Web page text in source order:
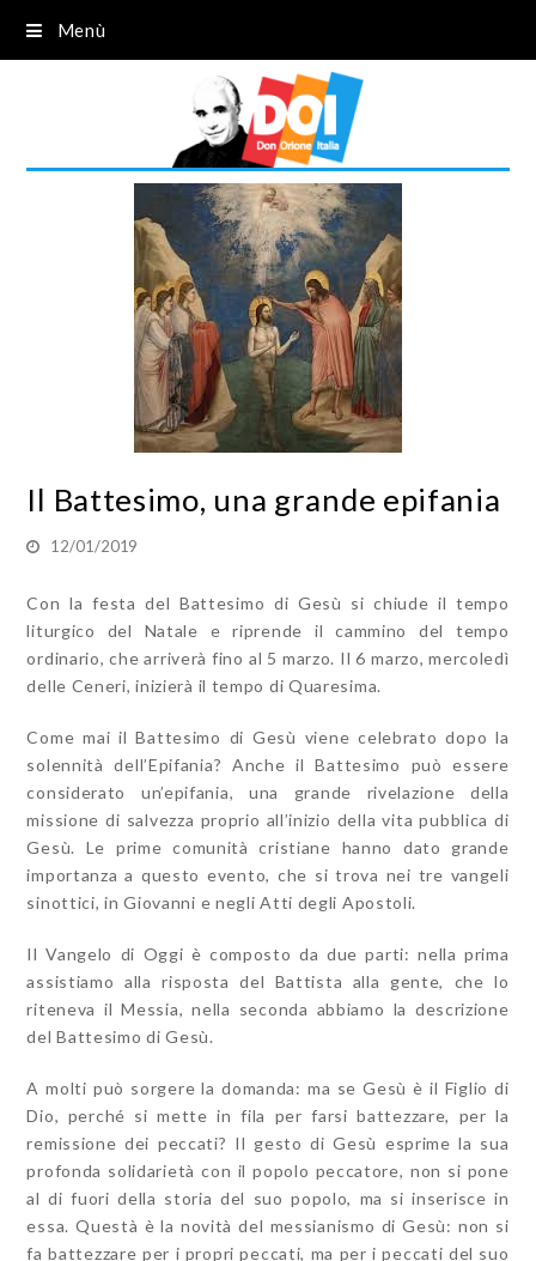
Menù
Il Battesimo, una grande epifania
12/01/2019
Con la festa del Battesimo di Gesù si chiude il tempo
liturgico del Natale e riprende il cammino del tempo
ordinario, che arriverà fino al 5 marzo. Il 6 marzo, mercoledì
delle Ceneri, inizierà il tempo di Quaresima.
Come mai il Battesimo di Gesù viene celebrato dopo la
solennità dell’Epifania? Anche il Battesimo può essere
considerato un’epifania, una grande rivelazione della
missione di salvezza proprio all’inizio della vita pubblica di
Gesù. Le prime comunità cristiane hanno dato grande
importanza a questo evento, che si trova nei tre vangeli
sinottici, in Giovanni e negli Atti degli Apostoli.
Il Vangelo di Oggi è composto da due parti: nella prima
assistiamo alla risposta del Battista alla gente, che lo
riteneva il Messia, nella seconda abbiamo la descrizione
del Battesimo di Gesù.
A molti può sorgere la domanda: ma se Gesù è il Figlio di
Dio, perché si mette in fila per farsi battezzare, per la
remissione dei peccati? Il gesto di Gesù esprime la sua
profonda solidarietà con il popolo peccatore, non si pone
al di fuori della storia del suo popolo, ma si inserisce in
essa. Questà è la novità del messianismo di Gesù: non si
fa battezzare per i propri peccati, ma per i peccati del suo